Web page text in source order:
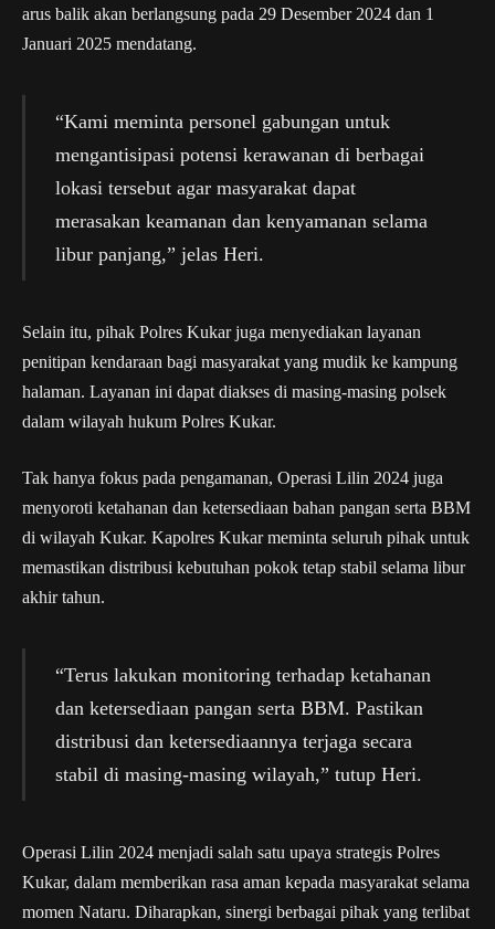
arus balik akan berlangsung pada 29 Desember 2024 dan 1
Januari 2025 mendatang.
“Kami meminta personel gabungan untuk
mengantisipasi potensi kerawanan di berbagai
lokasi tersebut agar masyarakat dapat
merasakan keamanan dan kenyamanan selama
libur panjang,” jelas Heri.
Selain itu, pihak Polres Kukar juga menyediakan layanan
penitipan kendaraan bagi masyarakat yang mudik ke kampung
halaman. Layanan ini dapat diakses di masing-masing polsek
dalam wilayah hukum Polres Kukar.
Tak hanya fokus pada pengamanan, Operasi Lilin 2024 juga
menyoroti ketahanan dan ketersediaan bahan pangan serta BBM
di wilayah Kukar. Kapolres Kukar meminta seluruh pihak untuk
memastikan distribusi kebutuhan pokok tetap stabil selama libur
akhir tahun.
“Terus lakukan monitoring terhadap ketahanan
dan ketersediaan pangan serta BBM. Pastikan
distribusi dan ketersediaannya terjaga secara
stabil di masing-masing wilayah,” tutup Heri.
Operasi Lilin 2024 menjadi salah satu upaya strategis Polres
Kukar, dalam memberikan rasa aman kepada masyarakat selama
momen Nataru. Diharapkan, sinergi berbagai pihak yang terlibat